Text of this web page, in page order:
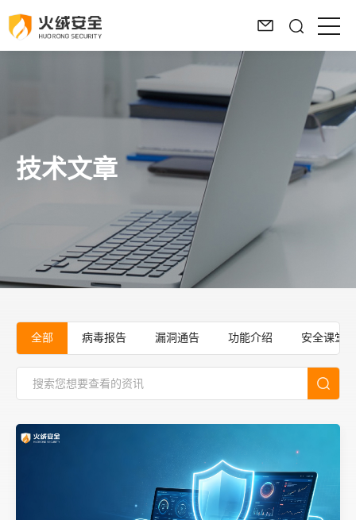
技术文章
全部 病毒报告 漏洞通告 功能介绍 安全课堂